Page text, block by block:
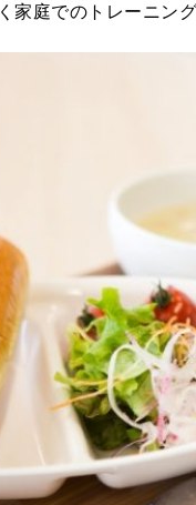
家庭でのトレーニン